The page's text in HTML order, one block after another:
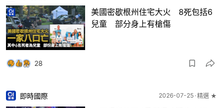
美國密歇根州住宅大火 8死包括6
兒童 部分身上有槍傷
28
即時國際 2026-07-25 精選 ★